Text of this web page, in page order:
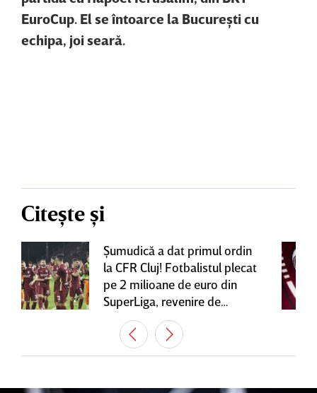
EuroCup. El se întoarce la Bucureşti cu
echipa, joi seară.
Citește și
Şumudică a dat primul ordin
la CFR Cluj! Fotbalistul plecat
pe 2 milioane de euro din
SuperLiga, revenire de
senzaţie în Gruia